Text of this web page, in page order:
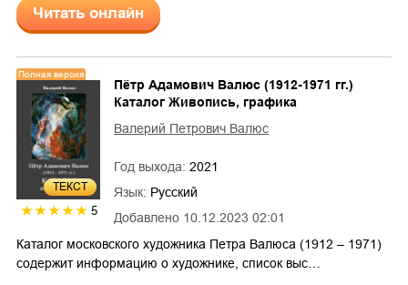
Читать онлайн
ТЕКСТ
Полная версия
5 Добавлено 10.12.2023 02:01
Пётр Адамович Валюс (1912-1971 гг.)
Каталог Живопись, графика
Валерий Петрович Валюс
Год выхода: 2021
Язык: Русский
Каталог московского художника Петра Валюса (1912 – 1971)
содержит информацию о художнике, список выс…